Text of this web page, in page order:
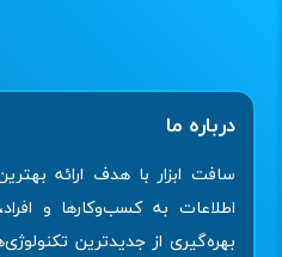
درباره ما
سافت ابزار با هدف ارائه
اطلاعات به کسب‌وکارها و
بهره‌گیری از جدیدترین